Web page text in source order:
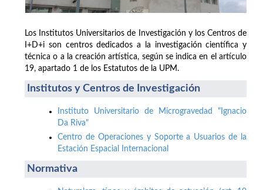
Los Institutos Universitarios de Investigación y los Centros de
I+D+i son centros dedicados a la investigación científica y
técnica o a la creación artística, según se indica en el artículo
19, apartado 1 de los Estatutos de la UPM.
Institutos y Centros de Investigación
Instituto Universitario de Microgravedad "Ignacio
Da Riva"
Centro de Operaciones y Soporte a Usuarios de la
Estación Espacial Internacional
Normativa